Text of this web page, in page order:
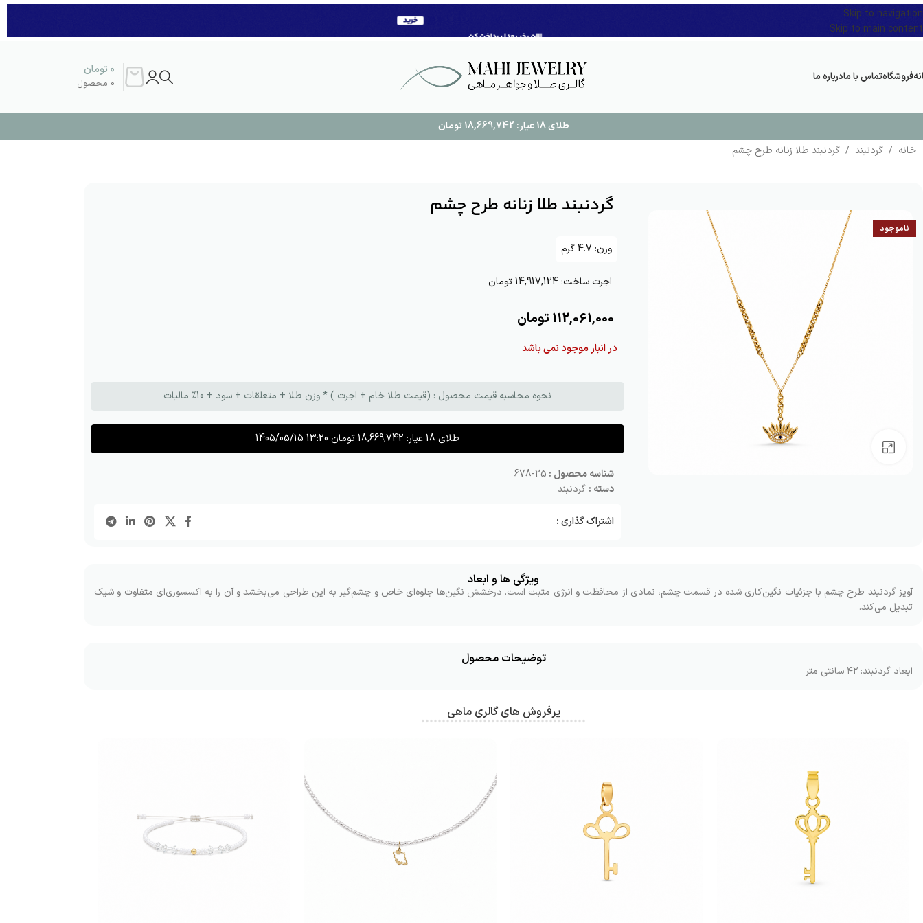
Skip to navigation
Skip to main content
فروشگاهتماس با مادرباره ما 0 محصول
0 تومان
طلای 18 عیار: 18,669,742 تومان
خانه / گردنبند / گردنبند طلا زنانه طرح چشم
ناموجود
گردنبند طلا زنانه طرح چشم
وزن: 4.7گرم
اجرت ساخت:14,917,124 تومان
112,061,000تومان
در انبار موجود نمی باشد
نحوه محاسبه قیمت محصول : (قیمت طلا خام + اجرت ) * وزن طلا + متعلقات + سود + 10٪ مالیات
طلای 18 عیار: 18,669,742تومان 1405/05/15 13:20
شناسه محصول : 25-678
دسته : گردنبند
اشتراک گذاری :
ویژگی ها و ابعاد
آویز گردنبند طرح چشم با جزئیات نگین‌کاری شده در قسمت چشم، نمادی از محافظت و انرژی مثبت است. درخشش نگین‌ها جلوه‌ای خاص و چشم‌گیر به این طراحی می‌بخشد و آن را به اکسسوری‌ای متفاوت و شیک
تبدیل می‌کند.
توضیحات محصول
ابعاد گردنبند: ۴۲ سانتی متر
پرفروش های گالری ماهی